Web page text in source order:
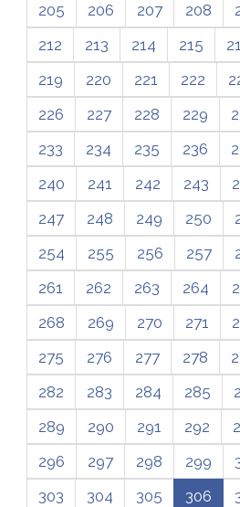
205
206 207 208
212
213 214 215
219
220 221 222
226
227 228 229
233
234 235 236
240
241 242 243
247
248 249 250
254
255 256 257
261
262 263 264
268
269 270 271
275
276 277 278
282
283 284 285
289
290 291 292
296
297 298 299
303
304 305 306